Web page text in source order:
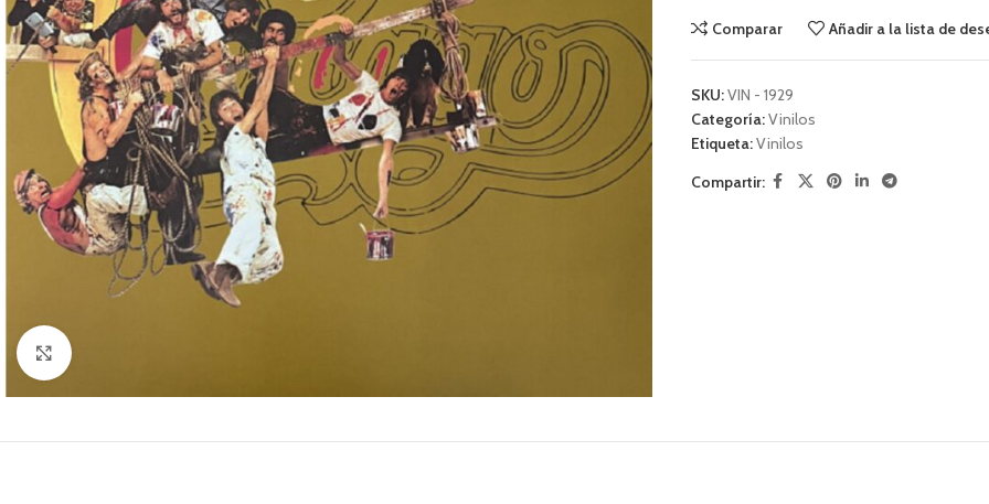
Comparar
Añadir a la lista de
SKU:VIN - 1929
Categoría:Vinilos
Etiqueta:Vinilos
Compartir: